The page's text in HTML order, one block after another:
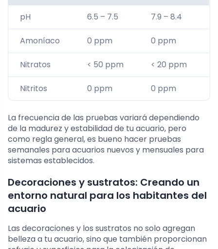
pH 6.5 – 7.5 7.9 – 8.4
Amoníaco 0 ppm 0 ppm
Nitratos < 50 ppm < 20 ppm
Nitritos 0 ppm 0 ppm
La frecuencia de las pruebas variará dependiendo
de la madurez y estabilidad de tu acuario, pero
como regla general, es bueno hacer pruebas
semanales para acuarios nuevos y mensuales para
sistemas establecidos.
Decoraciones y sustratos: Creando un
entorno natural para los habitantes del
acuario
Las decoraciones y los sustratos no solo agregan
belleza a tu acuario, sino que también proporcionan